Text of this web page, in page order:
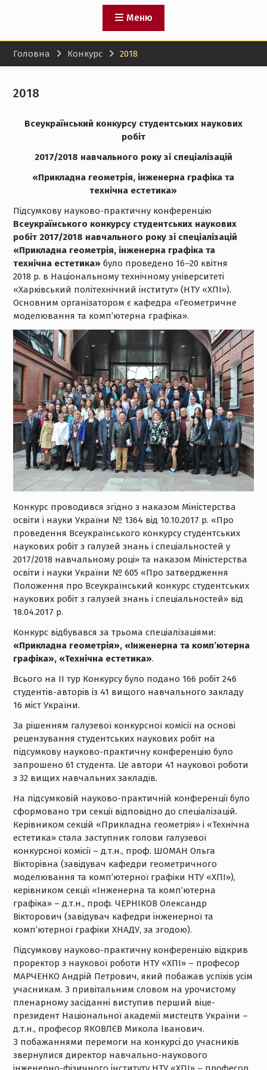
Меню
Головна Конкурс 2018
2018
Всеукраїнський конкурсу студентських наукових
робіт
2017/2018 навчального року зі спеціалізацій
«Прикладна геометрія, інженерна графіка та
технічна естетика»
Підсумкову науково-практичну конференцію
Всеукраїнського конкурсу студентських наукових
робіт 2017/2018 навчального року зі спеціалізацій
«Прикладна геометрія, інженерна графіка та
технічна естетика» було проведено 16–20 квітня
2018 р. в Національному технічному університеті
«Харківський політехнічний інститут» (НТУ «ХПІ»).
Основним організатором є кафедра «Геометричне
моделювання та комп’ютерна графіка».
Конкурс проводився згідно з наказом Міністерства
освіти і науки України № 1364 від 10.10.2017 р. «Про
проведення Всеукраїнського конкурсу студентських
наукових робіт з галузей знань і спеціальностей у
2017/2018 навчальному році» та наказом Міністерства
освіти і науки України № 605 «Про затвердження
Положення про Всеукраїнський конкурс студентських
наукових робіт з галузей знань і спеціальностей» від
18.04.2017 р.
Конкурс відбувався за трьома спеціалізаціями:
«Прикладна геометрія», «Інженерна та комп’ютерна
графіка», «Технічна естетика».
Всього на ІІ тур Конкурсу було подано 166 робіт 246
студентів-авторів із 41 вищого навчального закладу
16 міст України.
За рішенням галузевої конкурсної комісії на основі
рецензування студентських наукових робіт на
підсумкову науково-практичну конференцію було
запрошено 61 студента. Це автори 41 наукової роботи
з 32 вищих навчальних закладів.
На підсумковій науково-практичній конференції було
сформовано три секції відповідно до спеціалізацій.
Керівником секцій «Прикладна геометрія» і «Технічна
естетика» стала заступник голови галузевої
конкурсної комісії – д.т.н., проф. ШОМАН Ольга
Вікторівна (завідувач кафедри геометричного
моделювання та комп’ютерної графіки НТУ «ХПІ»),
керівником секції «Інженерна та комп’ютерна
графіка» – д.т.н., проф. ЧЕРНІКОВ Олександр
Вікторович (завідувач кафедри інженерної та
комп’ютерної графіки ХНАДУ, за згодою).
Підсумкову науково-практичну конференцію відкрив
проректор з наукової роботи НТУ «ХПІ» – професор
МАРЧЕНКО Андрій Петрович, який побажав успіхів усім
учасникам. З привітальним словом на урочистому
пленарному засіданні виступив перший віце-
президент Національної академії мистецтв України –
д.т.н., професор ЯКОВЛЄВ Микола Іванович.
З побажаннями перемоги на конкурсі до учасників
звернулися директор навчально-наукового